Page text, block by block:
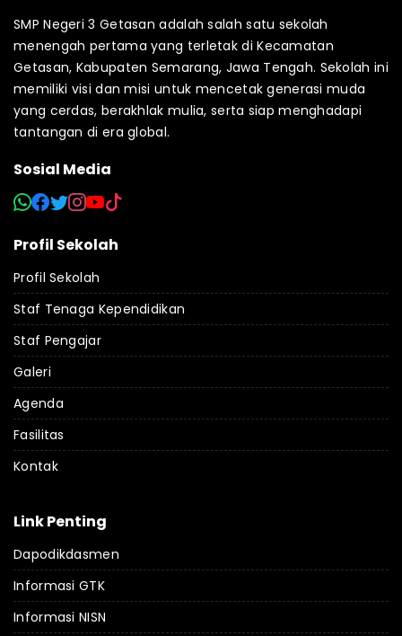
SMP Negeri 3 Getasan adalah salah satu sekolah
menengah pertama yang terletak di Kecamatan
Getasan, Kabupaten Semarang, Jawa Tengah. Sekolah ini
memiliki visi dan misi untuk mencetak generasi muda
yang cerdas, berakhlak mulia, serta siap menghadapi
tantangan di era global.
Sosial Media
Profil Sekolah
Profil Sekolah
Staf Tenaga Kependidikan
Staf Pengajar
Galeri
Agenda
Fasilitas
Kontak
Link Penting
Dapodikdasmen
Informasi GTK
Informasi NISN